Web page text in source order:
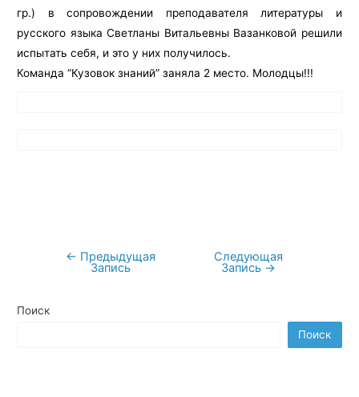
гр.) в сопровождении преподавателя литературы и
русского языка Светланы Витальевны Вазанковой решили
испытать себя, и это у них получилось.
Команда “Кузовок знаний” заняла 2 место. Молодцы!!!
Навигация
← Предыдущая
Запись
Следующая
Запись →
Поиск
Поиск